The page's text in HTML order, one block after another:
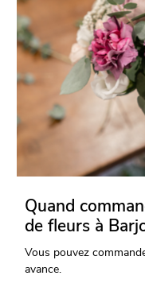
Quand
de fleurs à
Vous pouvez
avance.